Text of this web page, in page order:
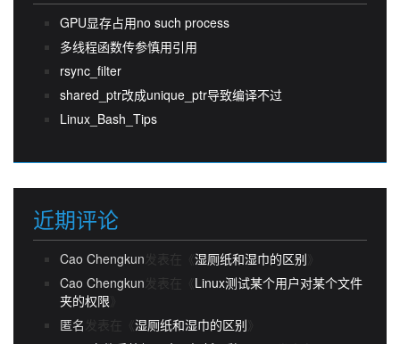
GPU显存占用no such process
多线程函数传参慎用引用
rsync_filter
shared_ptr改成unique_ptr导致编译不过
Linux_Bash_Tips
近期评论
Cao Chengkun发表在《 湿厕纸和湿巾的区别
Cao Chengkun发表在《 Linux测试某个用户对某个文件
夹的权限
匿名 发表在《 湿厕纸和湿巾的区别